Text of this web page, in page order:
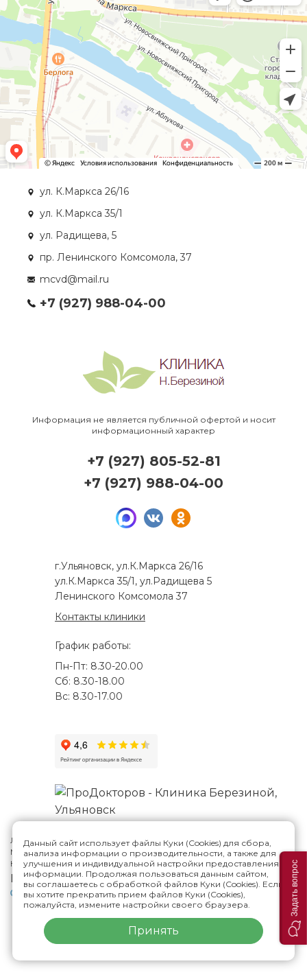
ул. К.Маркса 26/16
ул. К.Маркса 35/1
ул. Радищева, 5
пр. Ленинского Комсомола, 37
mcvd@mail.ru
+7 (927) 988-04-00
Информация не является публичной офертой и носит
информационный характер
г.Ульяновск, ул.К.Маркса 26/16
ул.К.Маркса 35/1, ул.Радищева 5
Ленинского Комсомола 37
Контакты клиники
График работы:
Пн-Пт: 8.30-20.00
Сб: 8.30-18.00
Вс: 8.30-17.00
+7 (927) 805-52-81
+7 (927) 988-04-00
Лицензия №Л041-01188-73/00287807
Многопрофильная клиника Н.Березиной в Ульяновске
© 2026
Карта сайта
Версия сайта для слабовидящих
Политика конфиденциальности
ИМЕЮТСЯ ПРОТИВОПОКАЗАНИЯ,
НЕОБХОДИМА КОНСУЛЬТАЦИЯ СПЕЦИАЛИСТА
Данный сайт использует файлы Куки (Cookies) для сбора,
анализа информации о производительности, а также для
улучшения и индивидуальной настройки предоставления
информации. Продолжая пользоваться данным сайтом,
вы соглашаетесь с обработкой файлов Куки (Cookies). Если
вы хотите прекратить прием файлов Куки (Cookies),
пожалуйста, измените настройки своего браузера.
Принять
Задать вопрос